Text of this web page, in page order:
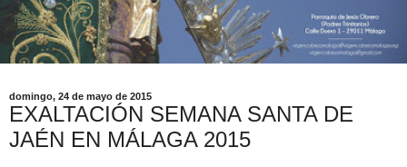
domingo, 24 de mayo de 2015
EXALTACIÓN SEMANA SANTA DE
JAÉN EN MÁLAGA 2015